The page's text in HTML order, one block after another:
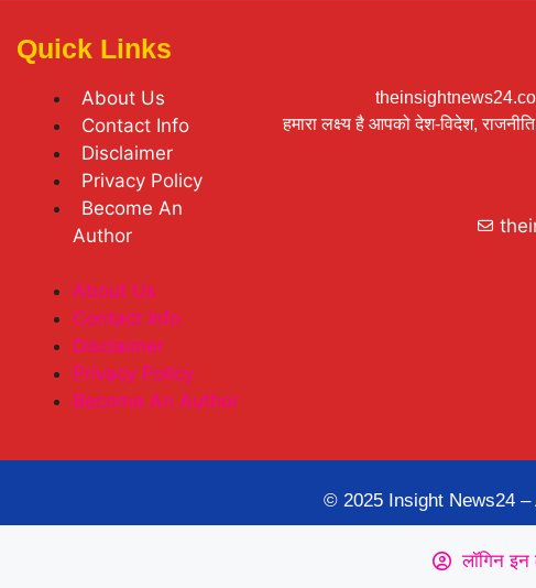
Quick Links
About Us
Contact Info
Disclaimer
Privacy Policy
Become An
Author
About Us
Contact Info
Disclaimer
Privacy Policy
Become An Author
हमारा लक्ष्य है आपको देश-विदेश,
© 2025 Insight News24
लॉगिन